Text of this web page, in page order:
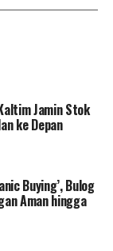
Jamin Stok
ke Depan
Buying’, Bulog
Aman hingga